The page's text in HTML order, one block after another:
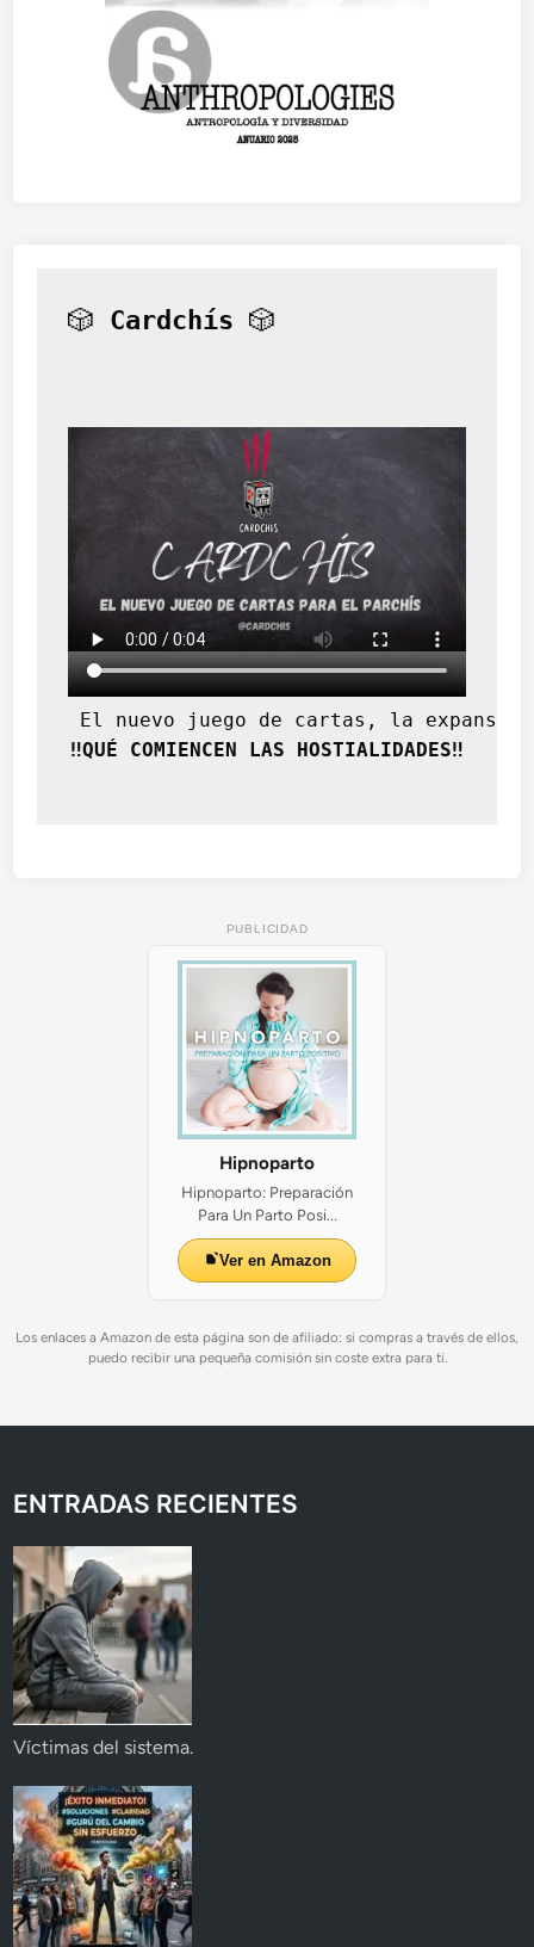
🎲 Cardchís 🎲
El nuevo juego de cartas, la
‼️QUÉ COMIENCEN LAS HOSTIALIDADES‼️
PUBLICIDAD
Hipnoparto
Hipnoparto: Preparación
Para Un Parto Posi...
Ver en Amazon
Los enlaces a Amazon de esta página son de afiliado: si compras a través de ellos,
puedo recibir una pequeña comisión sin coste extra para ti.
ENTRADAS RECIENTES
Víctimas del sistema.